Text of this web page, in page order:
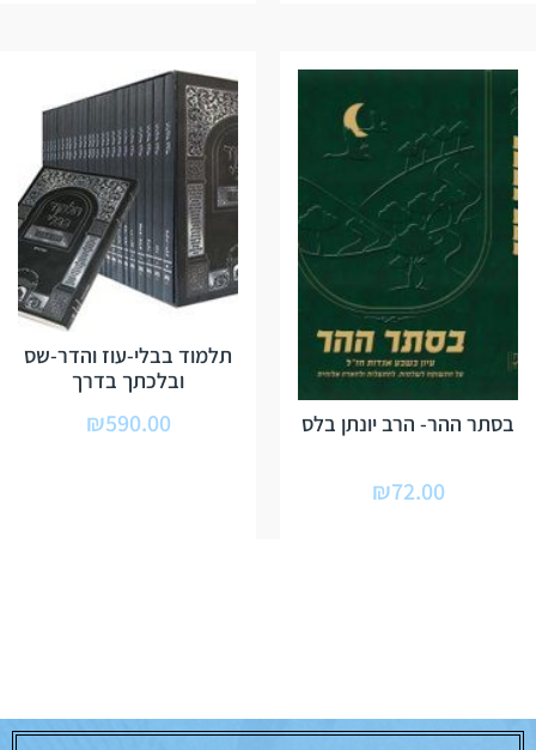
בסתר ההר- הרב יונתן בלס
₪72.00
תלמוד בבלי-עוז והדר-שס
ובלכתך בדרך
₪590.00